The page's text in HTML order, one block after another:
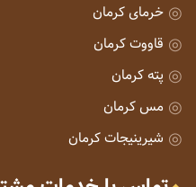
خرمای کرمان
قاووت کرمان
پته کرمان
مس کرمان
شیرینیجات کرمان